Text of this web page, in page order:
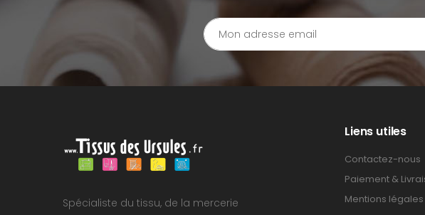
Spécialiste du tissu, de la mercerie
Liens utiles
Contactez-nous
Paiement &
Mentions légales